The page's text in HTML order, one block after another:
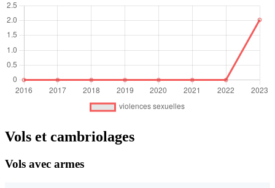
Vols et cambriolages
Vols avec armes